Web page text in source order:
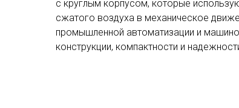
с круглым корпусом, которые
сжатого воздуха в механическое
промышленной автоматизации и
конструкции, компактности и